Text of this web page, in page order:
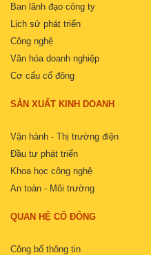
Ban lãnh đạo công ty
Lịch sử phát triển
Công nghệ
Văn hóa doanh nghiệp
Cơ cấu cổ đông
SẢN XUẤT KINH DOANH
Vận hành - Thị trường điện
Đầu tư phát triển
Khoa học công nghệ
An toàn - Môi trường
QUAN HỆ CỔ ĐÔNG
Công bố thông tin